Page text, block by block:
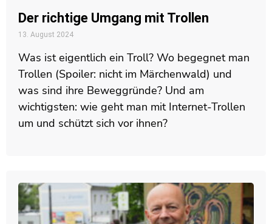
Der richtige Umgang mit Trollen
13. August 2024
Was ist eigentlich ein Troll? Wo begegnet man
Trollen (Spoiler: nicht im Märchenwald) und
was sind ihre Beweggründe? Und am
wichtigsten: wie geht man mit Internet-Trollen
um und schützt sich vor ihnen?